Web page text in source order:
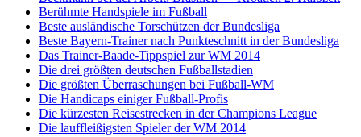
Berühmte Handspiele im Fußball
Beste ausländische Torschützen der Bundesliga
Beste Bayern-Trainer nach Punkteschnitt in der Bundesliga
Das Trainer-Baade-Tippspiel zur WM 2014
Die drei größten deutschen Fußballstadien
Die größten Überraschungen bei Fußball-WM
Die Handicaps einiger Fußball-Profis
Die kürzesten Reisestrecken in der Champions League
Die lauffleißigsten Spieler der WM 2014